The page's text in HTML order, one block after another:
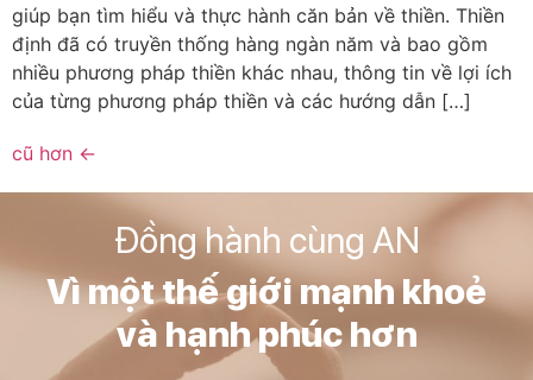
giúp bạn tìm hiểu và thực hành căn bản về thiền. Thiền
định đã có truyền thống hàng ngàn năm và bao gồm
nhiều phương pháp thiền khác nhau, thông tin về lợi ích
của từng phương pháp thiền và các hướng dẫn […]
cũ hơn ←
Đồng hành cùng AN
Vì một thế giới mạnh khoẻ
và hạnh phúc hơn